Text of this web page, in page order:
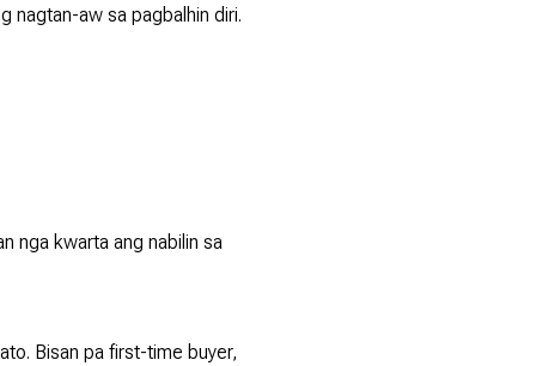
nagtan-aw sa pagbalhin diri.
nga kwarta ang nabilin sa
Bisan pa first-time buyer,